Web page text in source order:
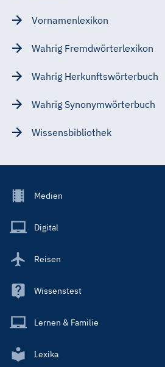
Vornamenlexikon
Wahrig Fremdwörterlexikon
Wahrig Herkunftswörterbuch
Wahrig Synonymwörterbuch
Wissensbibliothek
Footer
Main
Medien
Digital
Reisen
Wissenstest
Lernen & Familie
Lexika